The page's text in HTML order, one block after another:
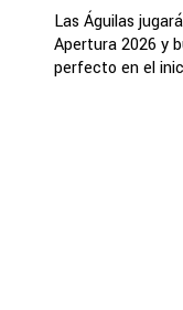
Las Águilas
Apertura 2026 y
perfecto en el